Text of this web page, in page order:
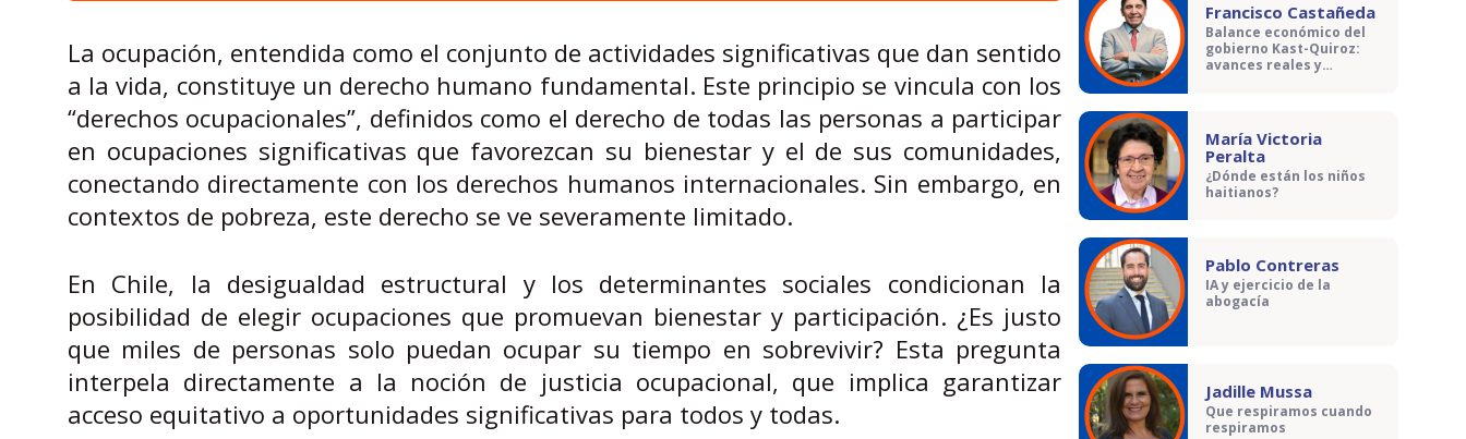
La ocupación, entendida como el conjunto de actividades significativas que dan sentido
a la vida, constituye un derecho humano fundamental. Este principio se vincula con los
“derechos ocupacionales”, definidos como el derecho de todas las personas a participar
en ocupaciones significativas que favorezcan su bienestar y el de sus comunidades,
conectando directamente con los derechos humanos internacionales. Sin embargo, en
contextos de pobreza, este derecho se ve severamente limitado.
En Chile, la desigualdad estructural y los determinantes sociales condicionan la
posibilidad de elegir ocupaciones que promuevan bienestar y participación. ¿Es justo
que miles de personas solo puedan ocupar su tiempo en sobrevivir? Esta pregunta
interpela directamente a la noción de justicia ocupacional, que implica garantizar
acceso equitativo a oportunidades significativas para todos y todas.
Francisco Castañeda
Balance económico del
gobierno Kast-Quiroz:
avances reales y
María Victoria
Peralta
¿Dónde están los niños
haitianos?
Pablo Contreras
IA y ejercicio de la
abogacía
Jadille Mussa
Que respiramos cuando
respiramos